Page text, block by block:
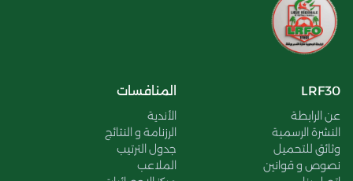
LRF30
عن الرابطة
النشرة الرسمية
وثائق للتحميل
نصوص و قوانين
المنافسات
الأندية
الرزنامة و النتائج
جدول الترتيب
الملاعب